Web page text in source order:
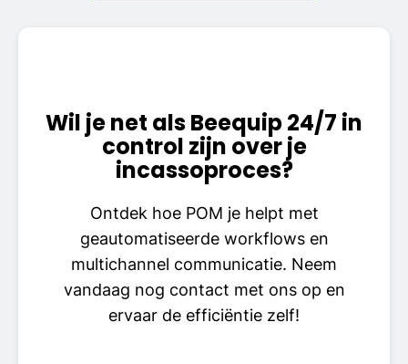
Wil je net als Beequip 24/7 in
control zijn over je
incassoproces?
Ontdek hoe POM je helpt met
geautomatiseerde workflows en
multichannel communicatie. Neem
vandaag nog contact met ons op en
ervaar de efficiëntie zelf!